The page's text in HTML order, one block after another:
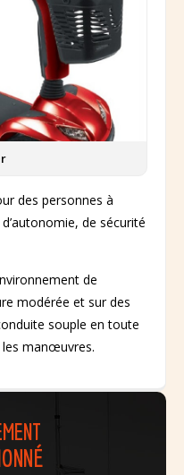
des personnes à
de sécurité
de
modérée et sur des
souple en toute
manœuvres.